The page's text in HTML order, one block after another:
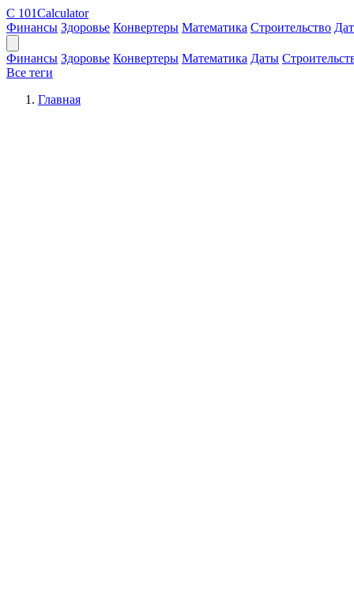
C 101Calculator
Финансы Здоровье Конвертеры Математика Строительство
Финансы Здоровье Конвертеры Математика Даты
Все теги
Главная